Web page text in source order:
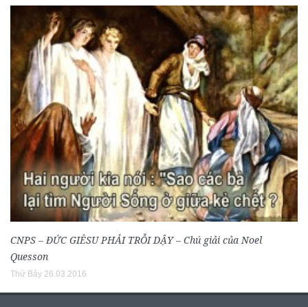
CNPS – ĐỨC GIÊSU PHẢI TRỖI DẬY – Chú giải của Noel
Quesson
Thứ Bảy 26.03.2016